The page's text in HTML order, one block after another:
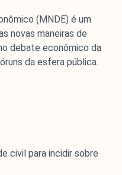
(MNDE) é um
novas maneiras de
debate econômico da
da esfera pública.
civil para incidir sobre